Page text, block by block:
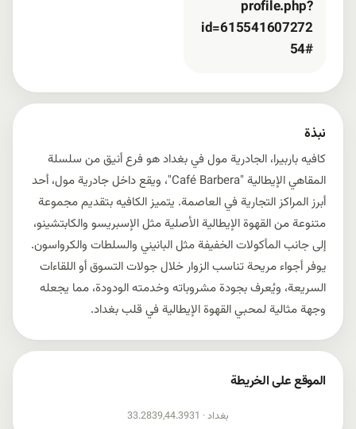
نبذة
كافيه باربيرا، الجادرية مول في بغداد هو فرع أنيق من سلسلة
المقاهي الإيطالية "Café Barbera"، ويقع داخل جادرية مول، أحد
أبرز المراكز التجارية في العاصمة. يتميز الكافيه بتقديم مجموعة
متنوعة من القهوة الإيطالية الأصلية مثل الإسبريسو والكابتشينو،
إلى جانب المأكولات الخفيفة مثل البانيني والسلطات والكرواسون.
يوفر أجواء مريحة تناسب الزوار خلال جولات التسوق أو اللقاءات
السريعة، ويُعرف بجودة مشروباته وخدمته الودودة، مما يجعله
وجهة مثالية لمحبي القهوة الإيطالية في قلب بغداد.
profile.php?
id=615541607272
54#
الموقع على الخريطة
بغداد · 33.2839,44.3931